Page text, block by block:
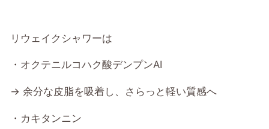
リウェイクシャワーは
・オクテニルコハク酸デンプンAI
→ 余分な皮脂を吸着し、さらっと軽い質感へ
・カキタンニン